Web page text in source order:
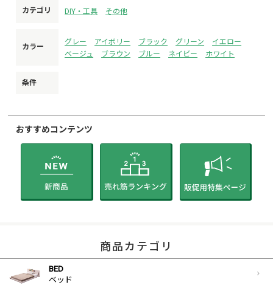
※発注後のキャンセル受け付けられません。
※必ずお客様に商品ページ内の内容をご確認の上ご注文いた
だくようお願いいたします。
カテゴリ DIY・工具 その他
カラー
グレー アイボリー ブラック グリーン
イエロー
ベージュ
ブラウン ブルー ネイビー ホワイト
条件
おすすめコンテンツ
商品カテゴリ
BED
ベッド